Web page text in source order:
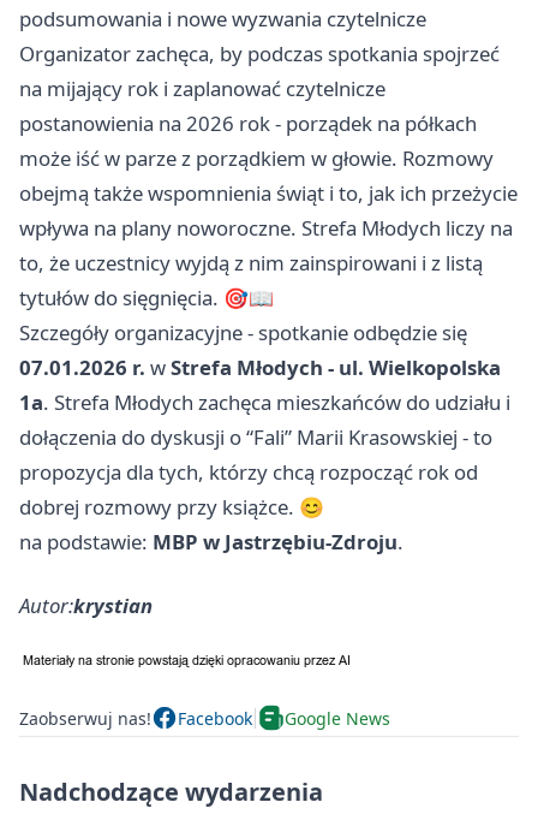
podsumowania i nowe wyzwania czytelnicze
Organizator zachęca, by podczas spotkania spojrzeć
na mijający rok i zaplanować czytelnicze
postanowienia na 2026 rok - porządek na półkach
może iść w parze z porządkiem w głowie. Rozmowy
obejmą także wspomnienia świąt i to, jak ich przeżycie
wpływa na plany noworoczne. Strefa Młodych liczy na
to, że uczestnicy wyjdą z nim zainspirowani i z listą
tytułów do sięgnięcia. 🎯📖
Szczegóły organizacyjne - spotkanie odbędzie się
07.01.2026 r. wStrefa Młodych - ul. Wielkopolska
1a. Strefa Młodych zachęca mieszkańców do udziału i
dołączenia do dyskusji o “Fali” Marii Krasowskiej - to
propozycja dla tych, którzy chcą rozpocząć rok od
dobrej rozmowy przy książce. 😊
na podstawie: MBP w Jastrzębiu-Zdroju.
Autor:krystian
Zaobserwuj nas! Facebook Google News
Nadchodzące wydarzenia